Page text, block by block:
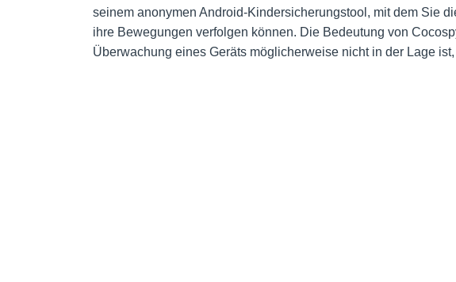
seinem anonymen Android-Kindersicherungstool, mit dem Sie
ihre Bewegungen verfolgen können. Die Bedeutung von
Überwachung eines Geräts möglicherweise nicht in der Lage